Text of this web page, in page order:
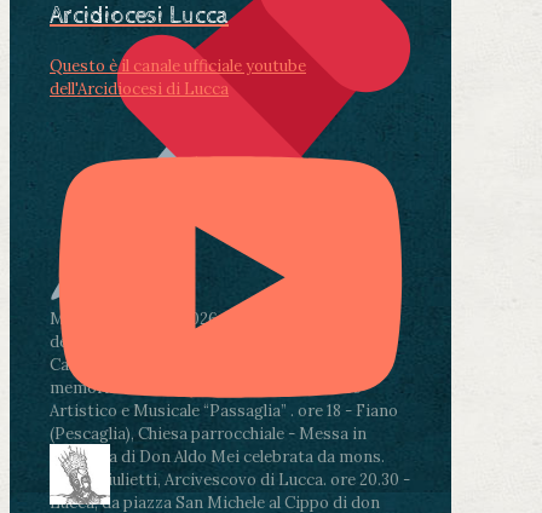
Martedì 4 agosto2026ore 11:30 - Lucca, Scuola
dell’Infanzia don Aldo Mei - Viale Castruccio
Castracani 435 - Inaugurazione murales in
memoria di don Aldo Mei curato dal Liceo
Artistico e Musicale “Passaglia” . ore 18 - Fiano
(Pescaglia), Chiesa parrocchiale - Messa in
memoria di Don Aldo Mei celebrata da mons.
Paolo Giulietti, Arcivescovo di Lucca. ore 20.30 -
Lucca, da piazza San Michele al Cippo di don
Arcidiocesi Lucca
Questo è il canale ufficiale youtube
dell'Arcidiocesi di Lucca